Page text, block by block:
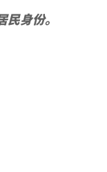
身份。